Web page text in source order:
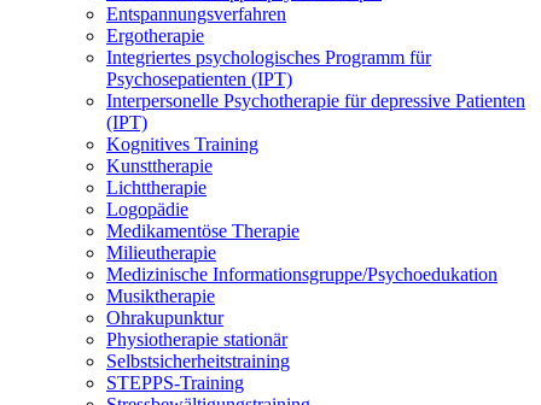
Entspannungsverfahren
Ergotherapie
Integriertes psychologisches Programm für
Psychosepatienten (IPT)
Interpersonelle Psychotherapie für depressive Patienten
(IPT)
Kognitives Training
Kunsttherapie
Lichttherapie
Logopädie
Medikamentöse Therapie
Milieutherapie
Medizinische Informationsgruppe/Psychoedukation
Musiktherapie
Ohrakupunktur
Physiotherapie stationär
Selbstsicherheitstraining
STEPPS-Training